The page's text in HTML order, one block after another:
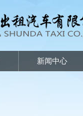
新闻中心